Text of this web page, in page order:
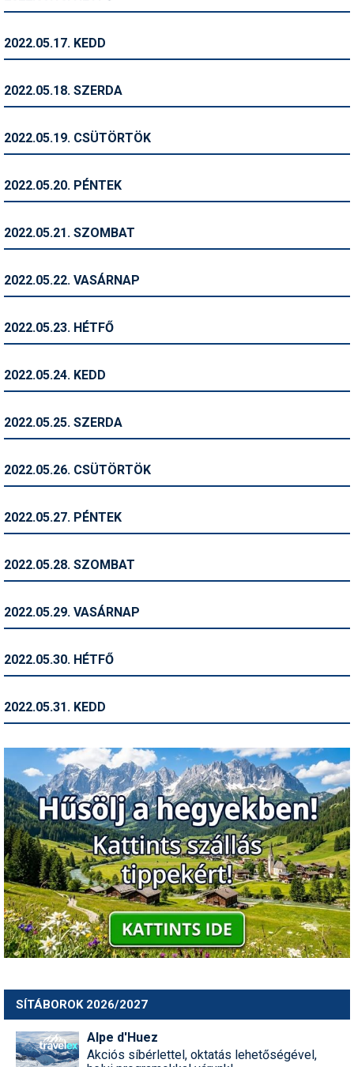
Síszerviz
Snowboard
Szakértők
Telemark
Történelem
Utazási tippek
2022.05.17. KEDD
2022.05.18. SZERDA
2022.05.19. CSÜTÖRTÖK
2022.05.20. PÉNTEK
2022.05.21. SZOMBAT
2022.05.22. VASÁRNAP
2022.05.23. HÉTFŐ
2022.05.24. KEDD
2022.05.25. SZERDA
2022.05.26. CSÜTÖRTÖK
2022.05.27. PÉNTEK
2022.05.28. SZOMBAT
2022.05.29. VASÁRNAP
2022.05.30. HÉTFŐ
2022.05.31. KEDD
SÍTÁBOROK 2026/2027
Alpe d'Huez
Akciós síbérlettel, oktatás lehetőségével,